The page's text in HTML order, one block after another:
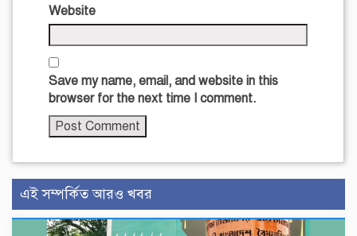
Website
Save my name, email, and website in this
browser for the next time I comment.
এই সম্পর্কিত আরও খবর